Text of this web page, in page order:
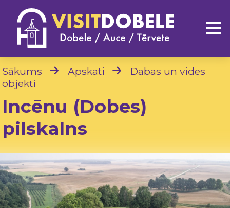
Sākums Apskati
Dabas un vides
objekti
Incēnu (Dobes)
pilskalns